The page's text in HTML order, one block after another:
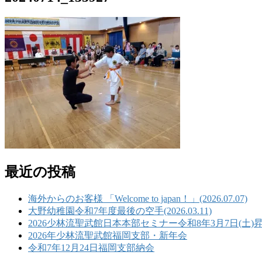
最近の投稿
海外からのお客様 「Welcome to japan！」(2026.07.07)
大野幼稚園令和7年度最後の空手(2026.03.11)
2026少林流聖武館日本本部セミナー令和8年3月7日(土)
2026年少林流聖武館福岡支部・新年会
令和7年12月24日福岡支部納会